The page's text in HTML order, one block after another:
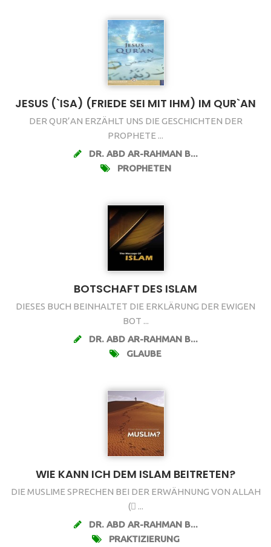
JESUS (`ISA) (FRIEDE SEI MIT IHM) IM QUR`AN
DER QUR’AN ERZÄHLT UNS DIE GESCHICHTEN DER
PROPHETE ...
DR. ABD AR-RAHMAN B...
PROPHETEN
BOTSCHAFT DES ISLAM
DIESES BUCH BEINHALTET DIE ERKLÄRUNG DER EWIGEN
BOT ...
DR. ABD AR-RAHMAN B...
GLAUBE
WIE KANN ICH DEM ISLAM BEITRETEN?
DIE MUSLIME SPRECHEN BEI DER ERWÄHNUNG VON ALLAH
( ...
DR. ABD AR-RAHMAN B...
PRAKTIZIERUNG